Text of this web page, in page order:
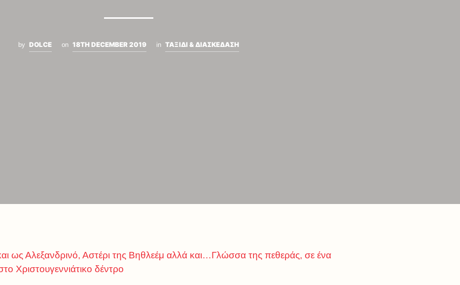
by DOLCE on 18TH DECEMBER 2019 in ΤΑΞΙΔΙ & ΔΙΑΣΚΕΔΑΣΗ
ως Αλεξανδρινό, Αστέρι της Βηθλεέμ αλλά και…Γλώσσα της πεθεράς, σε ένα
Χριστουγεννιάτικο δέντρο